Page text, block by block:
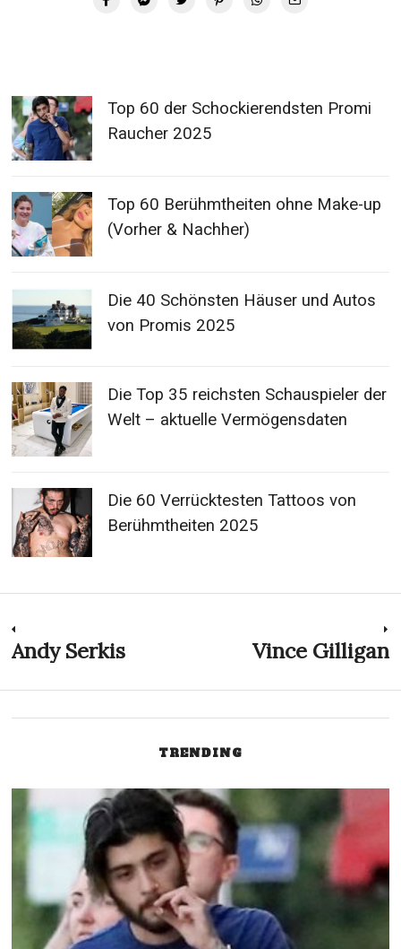
Top 60 der Schockierendsten Promi
Raucher 2025
Top 60 Berühmtheiten ohne Make-up
(Vorher & Nachher)
Die 40 Schönsten Häuser und Autos
von Promis 2025
Die Top 35 reichsten Schauspieler der
Welt – aktuelle Vermögensdaten
Die 60 Verrücktesten Tattoos von
Berühmtheiten 2025
Post
navigation
Previous
Andy Serkis Vince Gilligan
TRENDING